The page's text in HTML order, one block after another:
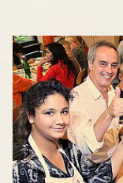
Organisationen
Unternehmen